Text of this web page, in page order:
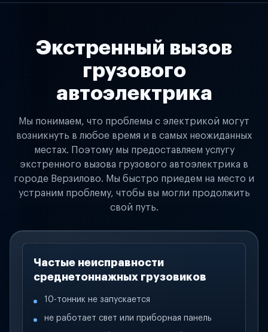
Экстренный вызов
грузового
автоэлектрика
Мы понимаем, что проблемы с электрикой могут
возникнуть в любое время и в самых неожиданных
местах. Поэтому мы предоставляем услугу
экстренного вызова грузового автоэлектрика в
городе Верзилово. Мы быстро приедем на место и
устраним проблему, чтобы вы могли продолжить
свой путь.
Частые неисправности
среднетоннажных грузовиков
10-тонник не запускается
не работает свет или приборная панель